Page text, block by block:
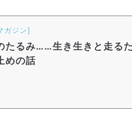
ガジン]
たるみ……生き生きと走る
めの話